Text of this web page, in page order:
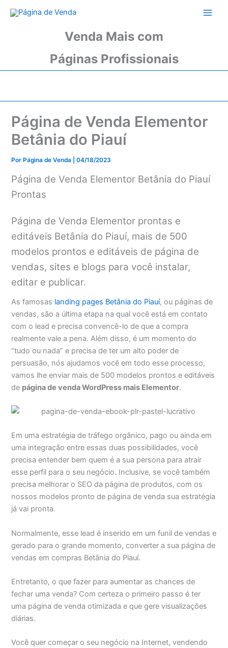
para
Venda Mais com
Páginas Profissionais
Página de Venda Elementor
Betânia do Piauí
PorPágina de Venda |04/18/2023
Página de Venda Elementor Betânia do Piauí
Prontas
Página de Venda Elementor prontas e
editáveis Betânia do Piauí, mais de 500
modelos prontos e editáveis de página de
vendas, sites e blogs para você instalar,
editar e publicar.
As famosas landing pages Betânia do Piauí, ou páginas de
vendas, são a última etapa na qual você está em contato
com o lead e precisa convencê-lo de que a compra
realmente vale a pena. Além disso, é um momento do
“tudo ou nada” e precisa de ter um alto poder de
persuasão, nós ajudamos você em todo esse processo,
vamos lhe enviar mais de 500 modelos prontos e editáveis
de página de venda WordPress mais Elementor.
Em uma estratégia de tráfego orgânico, pago ou ainda em
uma integração entre essas duas possibilidades, você
precisa entender bem quem é a sua persona para atrair
esse perfil para o seu negócio. Inclusive, se você também
precisa melhorar o SEO da página de produtos, com os
nossos modelos pronto de página de venda sua estratégia
já vai pronta.
Normalmente, esse lead é inserido em um funil de vendas e
gerado para o grande momento, converter a sua página de
vendas em compras Betânia do Piauí.
Entretanto, o que fazer para aumentar as chances de
fechar uma venda? Com certeza o primeiro passo é ter
uma página de venda otimizada e que gere visualizações
diárias.
Você quer começar o seu negócio na Internet, vendendo